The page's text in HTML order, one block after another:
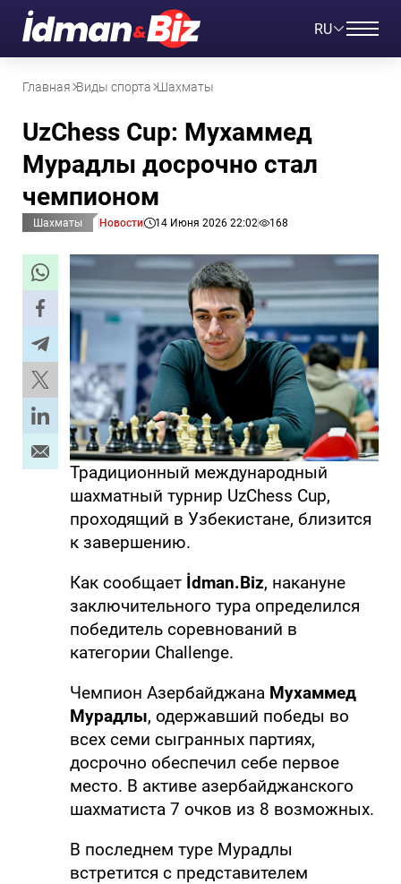
RU
Главная Виды спорта Шахматы
UzChess Cup: Мухаммед
Мурадлы досрочно стал
чемпионом
Шахматы Новости 14 Июня 2026 22:02 168
Традиционный международный
шахматный турнир UzChess Cup,
проходящий в Узбекистане, близится
к завершению.
Как сообщает İdman.Biz, накануне
заключительного тура определился
победитель соревнований в
категории Challenge.
Чемпион Азербайджана Мухаммед
Мурадлы, одержавший победы во
всех семи сыгранных партиях,
досрочно обеспечил себе первое
место. В активе азербайджанского
шахматиста 7 очков из 8 возможных.
В последнем туре Мурадлы
встретится с представителем